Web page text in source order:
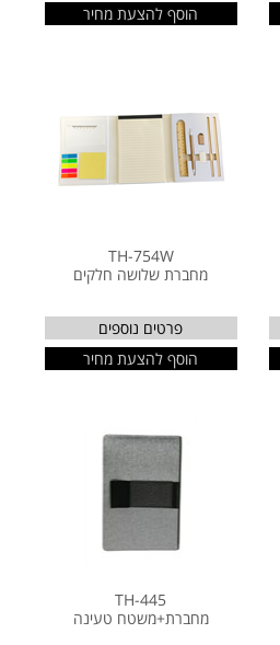
הוסף להצעת מחיר
TH-754W
מחברת שלושה חלקים
פרטים נוספים
הוסף להצעת מחיר
TH-445
מחברת+משטח טעינה